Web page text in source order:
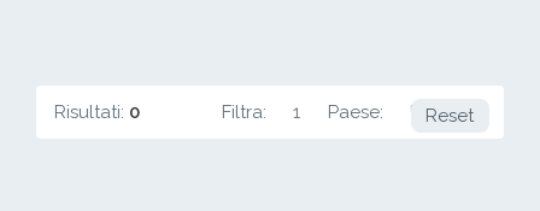
Risultati: 0 Filtra: 1 Paese: USReset